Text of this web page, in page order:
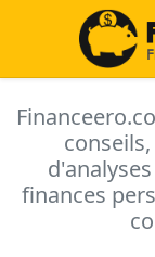
finances